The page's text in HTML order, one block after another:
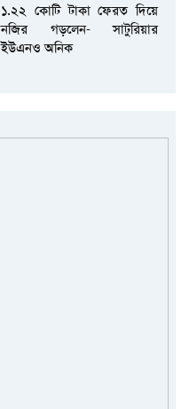
১.২২ কোটি টাকা ফেরত দিয়ে
নজির গড়লেন- সাটুরিয়ার
ইউএনও অনিক